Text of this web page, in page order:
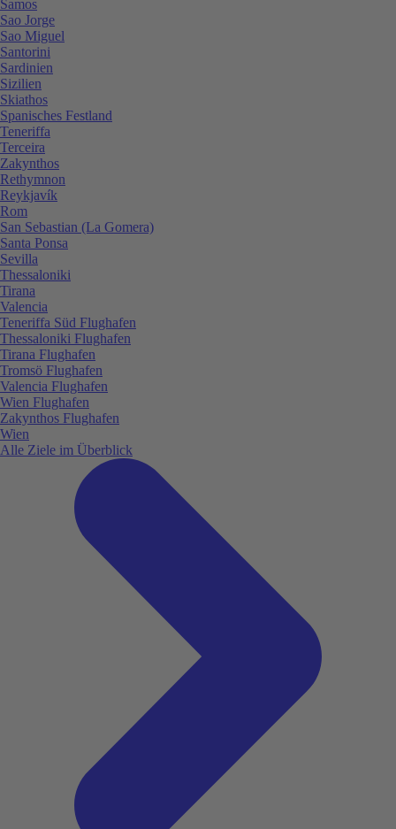
Samos
Sao Jorge
Sao Miguel
Santorini
Sardinien
Sizilien
Skiathos
Spanisches Festland
Teneriffa
Terceira
Zakynthos
Rethymnon
Reykjavík
Rom
San Sebastian (La Gomera)
Santa Ponsa
Sevilla
Thessaloniki
Tirana
Valencia
Teneriffa Süd Flughafen
Thessaloniki Flughafen
Tirana Flughafen
Tromsö Flughafen
Valencia Flughafen
Wien Flughafen
Zakynthos Flughafen
Wien
Alle Ziele im Überblick